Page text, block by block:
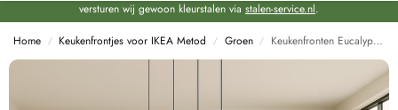
versturen wij gewoon kleurstalen via stalen-service.nl.
Home / Keukenfrontjes voor IKEA Metod / Groen / Keukenfronten Eucalyptus Groen (U604 ST9) voor IKEA Metod